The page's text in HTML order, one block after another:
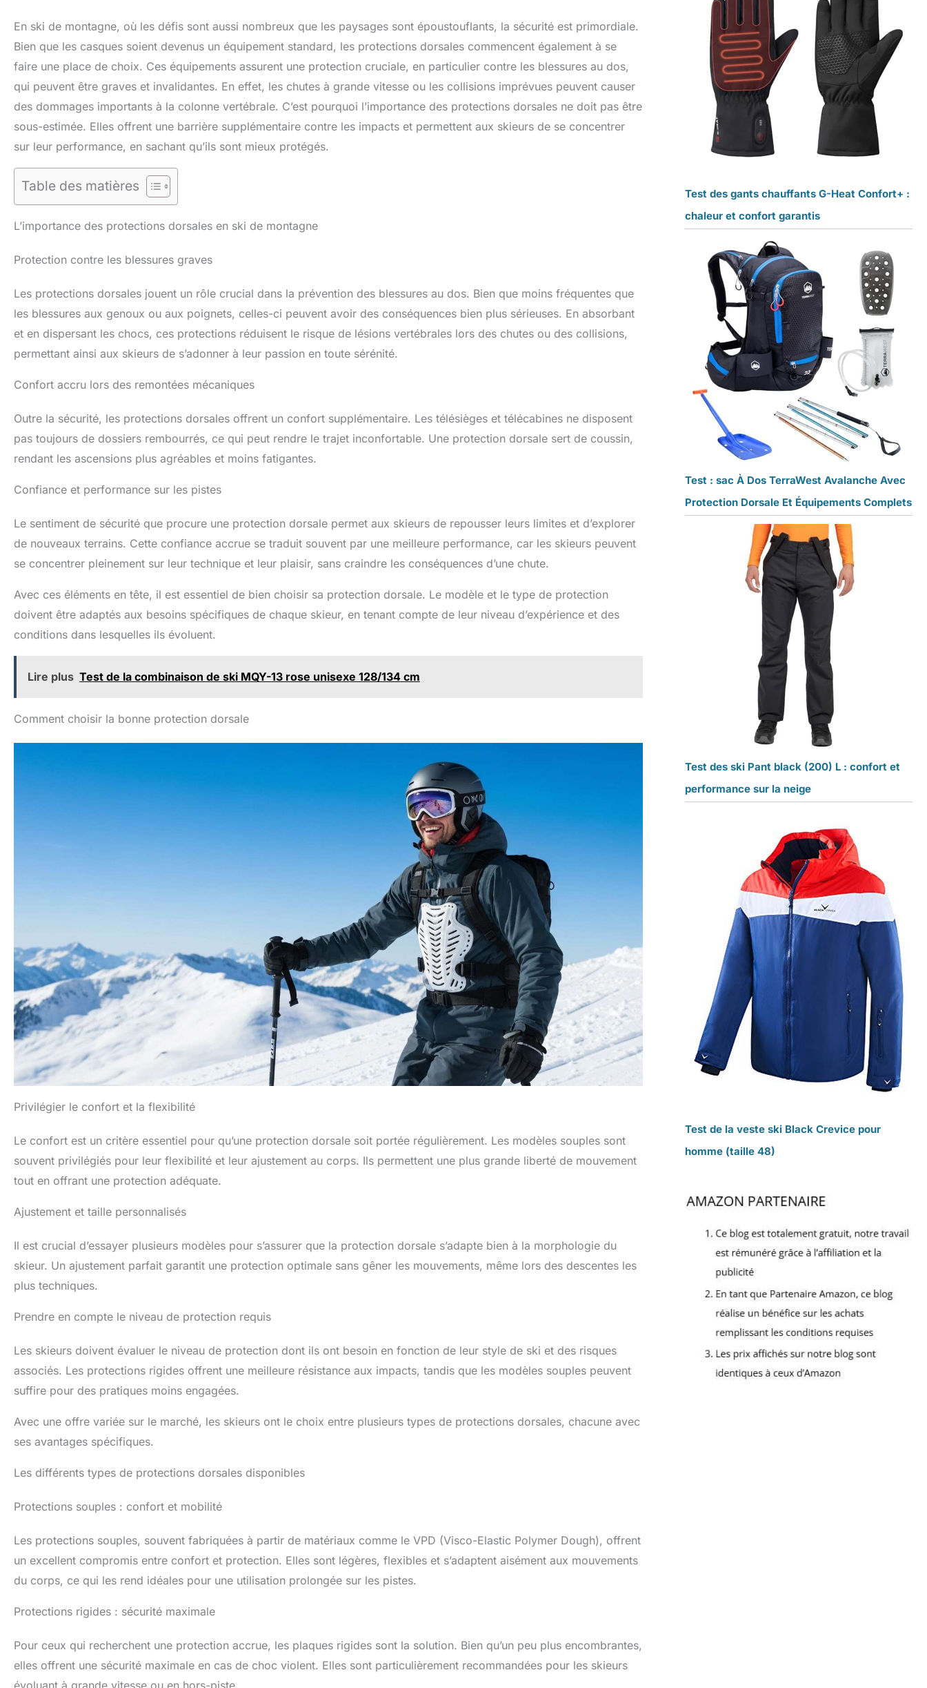
En ski de montagne, où les défis sont aussi nombreux que les paysages sont époustouflants, la sécurité est primordiale.
Bien que les casques soient devenus un équipement standard, les protections dorsales commencent également à se
faire une place de choix. Ces équipements assurent une protection cruciale, en particulier contre les blessures au dos,
qui peuvent être graves et invalidantes. En effet, les chutes à grande vitesse ou les collisions imprévues peuvent causer
des dommages importants à la colonne vertébrale. C’est pourquoi l’importance des protections dorsales ne doit pas être
sous-estimée. Elles offrent une barrière supplémentaire contre les impacts et permettent aux skieurs de se concentrer
sur leur performance, en sachant qu’ils sont mieux protégés.
Table des matières
L’importance des protections dorsales en ski de montagne
Protection contre les blessures graves
Les protections dorsales jouent un rôle crucial dans la prévention des blessures au dos. Bien que moins fréquentes que
les blessures aux genoux ou aux poignets, celles-ci peuvent avoir des conséquences bien plus sérieuses. En absorbant
et en dispersant les chocs, ces protections réduisent le risque de lésions vertébrales lors des chutes ou des collisions,
permettant ainsi aux skieurs de s’adonner à leur passion en toute sérénité.
Confort accru lors des remontées mécaniques
Outre la sécurité, les protections dorsales offrent un confort supplémentaire. Les télésièges et télécabines ne disposent
pas toujours de dossiers rembourrés, ce qui peut rendre le trajet inconfortable. Une protection dorsale sert de coussin,
rendant les ascensions plus agréables et moins fatigantes.
Confiance et performance sur les pistes
Le sentiment de sécurité que procure une protection dorsale permet aux skieurs de repousser leurs limites et d’explorer
de nouveaux terrains. Cette confiance accrue se traduit souvent par une meilleure performance, car les skieurs peuvent
se concentrer pleinement sur leur technique et leur plaisir, sans craindre les conséquences d’une chute.
Avec ces éléments en tête, il est essentiel de bien choisir sa protection dorsale. Le modèle et le type de protection
doivent être adaptés aux besoins spécifiques de chaque skieur, en tenant compte de leur niveau d’expérience et des
conditions dans lesquelles ils évoluent.
Lire plus Test de la combinaison de ski MQY-13 rose unisexe 128/134 cm
Comment choisir la bonne protection dorsale
Privilégier le confort et la flexibilité
Le confort est un critère essentiel pour qu’une protection dorsale soit portée régulièrement. Les modèles souples sont
souvent privilégiés pour leur flexibilité et leur ajustement au corps. Ils permettent une plus grande liberté de mouvement
tout en offrant une protection adéquate.
Ajustement et taille personnalisés
Il est crucial d’essayer plusieurs modèles pour s’assurer que la protection dorsale s’adapte bien à la morphologie du
skieur. Un ajustement parfait garantit une protection optimale sans gêner les mouvements, même lors des descentes les
plus techniques.
Prendre en compte le niveau de protection requis
Les skieurs doivent évaluer le niveau de protection dont ils ont besoin en fonction de leur style de ski et des risques
associés. Les protections rigides offrent une meilleure résistance aux impacts, tandis que les modèles souples peuvent
suffire pour des pratiques moins engagées.
Avec une offre variée sur le marché, les skieurs ont le choix entre plusieurs types de protections dorsales, chacune avec
ses avantages spécifiques.
Les différents types de protections dorsales disponibles
Protections souples : confort et mobilité
Les protections souples, souvent fabriquées à partir de matériaux comme le VPD (Visco-Elastic Polymer Dough), offrent
un excellent compromis entre confort et protection. Elles sont légères, flexibles et s’adaptent aisément aux mouvements
du corps, ce qui les rend idéales pour une utilisation prolongée sur les pistes.
Protections rigides : sécurité maximale
Pour ceux qui recherchent une protection accrue, les plaques rigides sont la solution. Bien qu’un peu plus encombrantes,
elles offrent une sécurité maximale en cas de choc violent. Elles sont particulièrement recommandées pour les skieurs
Test des gants chauffants G-Heat Confort+ :
chaleur et confort garantis
Test : sac À Dos TerraWest Avalanche Avec
Protection Dorsale Et Équipements Complets
Test des ski Pant black (200) L : confort et
performance sur la neige
Test de la veste ski Black Crevice pour
homme (taille 48)